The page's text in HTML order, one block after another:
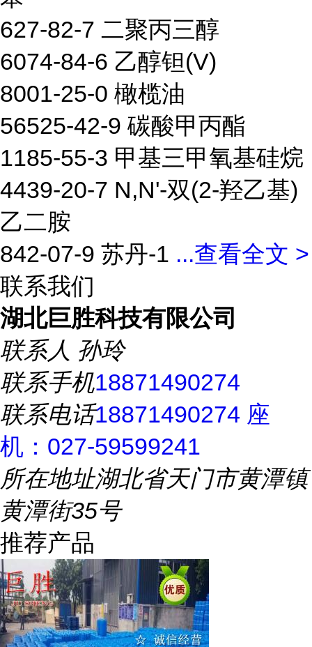
627-82-7 二聚丙三醇
6074-84-6 乙醇钽(V)
8001-25-0 橄榄油
56525-42-9 碳酸甲丙酯
1185-55-3 甲基三甲氧基硅烷
4439-20-7 N,N'-双(2-羟乙基)
乙二胺
842-07-9 苏丹-1 ...查看全文 >
联系我们
湖北巨胜科技有限公司
联系人 孙玲
联系手机18871490274
联系电话18871490274 座
机：027-59599241
所在地址湖北省天门市黄潭镇
黄潭街35号
推荐产品